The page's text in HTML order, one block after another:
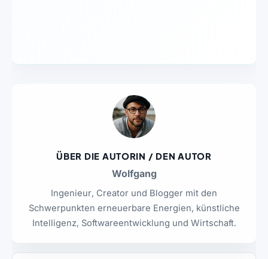
ÜBER DIE AUTORIN / DEN AUTOR
Wolfgang
Ingenieur, Creator und Blogger mit den
Schwerpunkten erneuerbare Energien, künstliche
Intelligenz, Softwareentwicklung und Wirtschaft.